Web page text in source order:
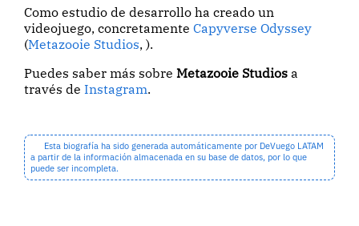
Como estudio de desarrollo ha creado un
videojuego, concretamenteCapyverse Odyssey
(Metazooie Studios, ).
Puedes saber más sobreMetazooie Studios a
través deInstagram.
Esta biografía ha sido generada automáticamente por DeVuego LATAM
a partir de la información almacenada en su base de datos, por lo que
puede ser incompleta.